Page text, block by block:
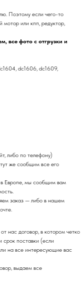
Поэтому если чего-то
мотор или кпп, редуктор,
все фото с отгрузки и
dc1606, dc1609,
либо по телефону)
же сообщим все его
в Европе, мы сообщим вам
заказ — либо в нашем
нас договор, в котором четко
срок поставки (если
на все интересующие вас
выдаем все